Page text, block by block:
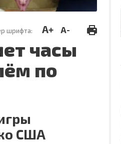
шрифта: A+ A-
часы
по
США